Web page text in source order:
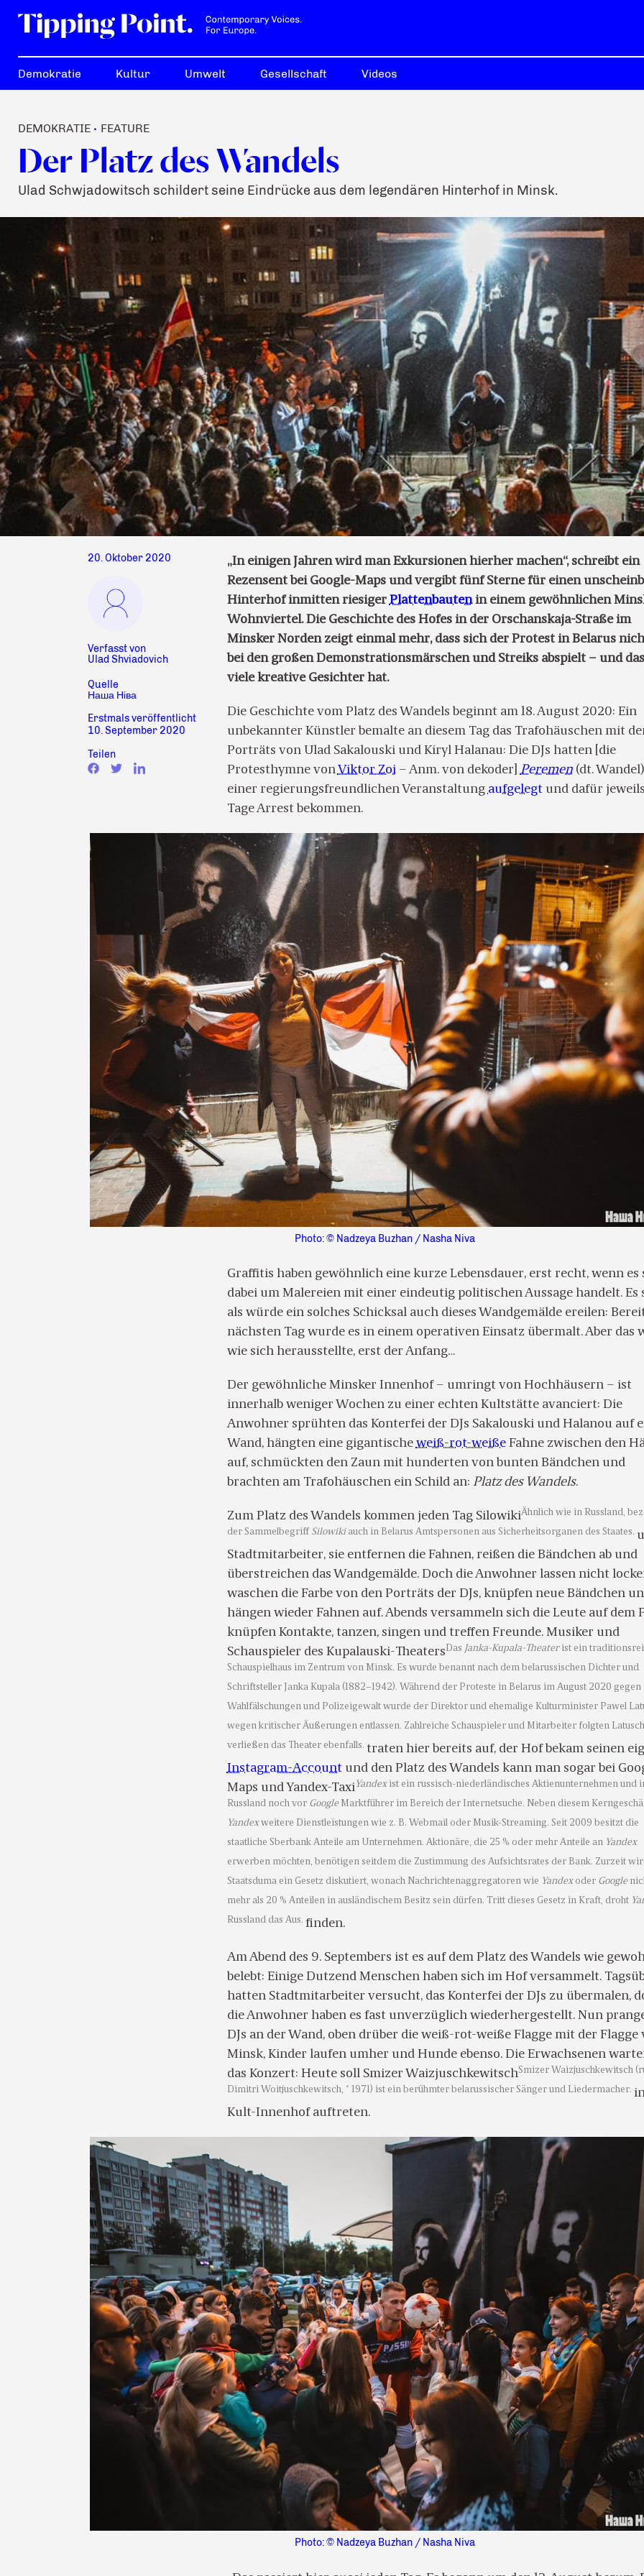
Demokratie Kultur Umwelt Gesellschaft Videos
DEMOKRATIE • FEATURE
Der Platz des Wandels
Ulad Schwjadowitsch schildert seine Eindrücke aus dem legendären Hinterhof in Minsk.
20. Oktober 2020
Verfasst von
Ulad Shviadovich
Erstmals veröffentlicht
10. September 2020
Quelle
Наша Ніва
Teilen
„In einigen Jahren wird man Exkursionen hierher machen“, schreibt ein
Rezensent bei Google-Maps und vergibt fünf Sterne für einen
Hinterhof inmitten riesigerPlattenbautenin einem gewöhnlichen
Wohnviertel. Die Geschichte des Hofes in der Orschanskaja-Straße im
Minsker Norden zeigt einmal mehr, dass sich der Protest in Belarus
bei den großen Demonstrationsmärschen und Streiks abspielt – und
viele kreative Gesichter hat.
Die Geschichte vom Platz des Wandels beginnt am 18. August 2020: Ein
unbekannter Künstler bemalte an diesem Tag das Trafohäuschen mit
Porträts von Ulad Sakalouski und Kiryl Halanau: Die DJs hatten [die
Protesthymne vonViktor Zoi– Anm. von dekoder]Peremen(dt.
einer regierungsfreundlichen Veranstaltungaufgelegt und dafür
Tage Arrest bekommen.
Photo: © Nadzeya Buzhan / Nasha Niva
Graffitis haben gewöhnlich eine kurze Lebensdauer, erst recht, wenn es
dabei um Malereien mit einer eindeutig politischen Aussage handelt. Es
als würde ein solches Schicksal auch dieses Wandgemälde ereilen:
nächsten Tag wurde es in einem operativen Einsatz übermalt. Aber das
wie sich herausstellte, erst der Anfang…
Der gewöhnliche Minsker Innenhof – umringt von Hochhäusern – ist
innerhalb weniger Wochen zu einer echten Kultstätte avanciert: Die
Anwohner sprühten das Konterfei der DJs Sakalouski und Halanou auf
Wand, hängten eine gigantischeweiß-rot-weißeFahne zwischen den
auf, schmückten den Zaun mit hunderten von bunten Bändchen und
brachten am Trafohäuschen ein Schild an: Platz des Wandels.
Zum Platz des Wandels kommen jeden Tag SilowikiÄhnlich wie in Russland,
der Sammelbegriff Silowikiauch in Belarus Amtspersonen aus Sicherheitsorganen des Staates.
Stadtmitarbeiter, sie entfernen die Fahnen, reißen die Bändchen ab und
überstreichen das Wandgemälde. Doch die Anwohner lassen nicht
waschen die Farbe von den Porträts der DJs, knüpfen neue Bändchen
hängen wieder Fahnen auf. Abends versammeln sich die Leute auf dem
knüpfen Kontakte, tanzen, singen und treffen Freunde. Musiker und
Schauspieler des Kupalauski-Theaters Das Janka-Kupala-Theaterist ein
Schauspielhaus im Zentrum von Minsk. Es wurde benannt nach dem belarussischen Dichter und
Schriftsteller Janka Kupala (1882–1942). Während der Proteste in Belarus im August 2020 gegen
Wahlfälschungen und Polizeigewalt wurde der Direktor und ehemalige Kulturminister Pawel
wegen kritischer Äußerungen entlassen. Zahlreiche Schauspieler und Mitarbeiter folgten
verließen das Theater ebenfalls. traten hier bereits auf, der Hof bekam seinen
Instagram-Account und den Platz des Wandels kann man sogar bei
Maps und Yandex-Taxi Yandexist ein russisch-niederländisches Aktienunternehmen und
Russland noch vor GoogleMarktführer im Bereich der Internetsuche. Neben diesem
Yandexweitere Dienstleistungen wie z. B. Webmail oder Musik-Streaming. Seit 2009 besitzt die
staatliche Sberbank Anteile am Unternehmen. Aktionäre, die 25 % oder mehr Anteile an Yandex
erwerben möchten, benötigen seitdem die Zustimmung des Aufsichtsrates der Bank. Zurzeit
Staatsduma ein Gesetz diskutiert, wonach Nachrichtenaggregatoren wie Yandexoder Google
mehr als 20 % Anteilen in ausländischem Besitz sein dürfen. Tritt dieses Gesetz in Kraft, droht
Russland das Aus. finden.
Am Abend des 9. Septembers ist es auf dem Platz des Wandels wie
belebt: Einige Dutzend Menschen haben sich im Hof versammelt.
hatten Stadtmitarbeiter versucht, das Konterfei der DJs zu übermalen,
die Anwohner haben es fast unverzüglich wiederhergestellt. Nun
DJs an der Wand, oben drüber die weiß-rot-weiße Flagge mit der Flagge
Minsk, Kinder laufen umher und Hunde ebenso. Die Erwachsenen
das Konzert: Heute soll Smizer WaizjuschkewitschSmizer Waizjuschkewitsch
Dimitri Woitjuschkewitsch, * 1971) ist ein berühmter belarussischer Sänger und Liedermacher.
Kult-Innenhof auftreten.
Photo: © Nadzeya Buzhan / Nasha Niva